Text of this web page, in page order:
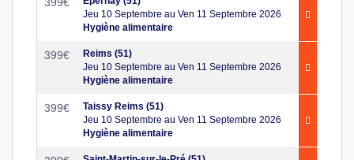
Jeu 10 Septembre au Ven 11 Septembre 2026
Hygiène alimentaire
399€
Reims (51)
Jeu 10 Septembre au Ven 11 Septembre 2026
Hygiène alimentaire
399€
Taissy Reims (51)
Jeu 10 Septembre au Ven 11 Septembre 2026
Hygiène alimentaire